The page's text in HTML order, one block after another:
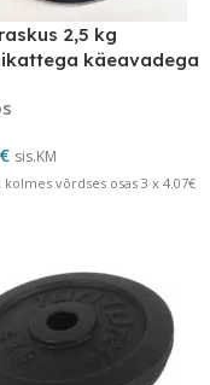
2,5 kg
käeavadega
€ sis.KM
kolmes võrdses osas 3 x 4.07€